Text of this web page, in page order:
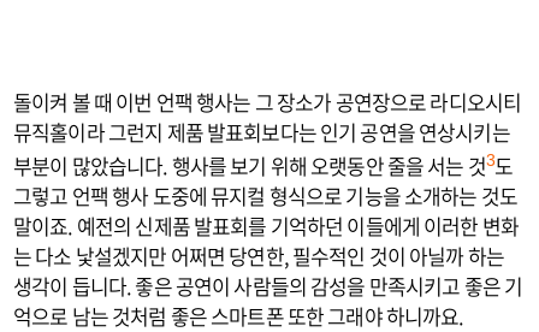
돌이켜 볼 때 이번 언팩 행사는 그 장소가 공연장으로 라디오시티
뮤직홀이라 그런지 제품 발표회보다는 인기 공연을 연상시키는
부분이 많았습니다. 행사를 보기 위해 오랫동안 줄을 서는 것3도
그렇고 언팩 행사 도중에 뮤지컬 형식으로 기능을 소개하는 것도
말이죠. 예전의 신제품 발표회를 기억하던 이들에게 이러한 변화
는 다소 낯설겠지만 어쩌면 당연한, 필수적인 것이 아닐까 하는
생각이 듭니다. 좋은 공연이 사람들의 감성을 만족시키고 좋은 기
억으로 남는 것처럼 좋은 스마트폰 또한 그래야 하니까요.